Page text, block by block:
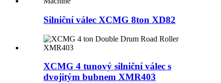
Silniční válec XCMG 8ton XD82
XCMG 4 tunový silniční válec s
dvojitým bubnem XMR403